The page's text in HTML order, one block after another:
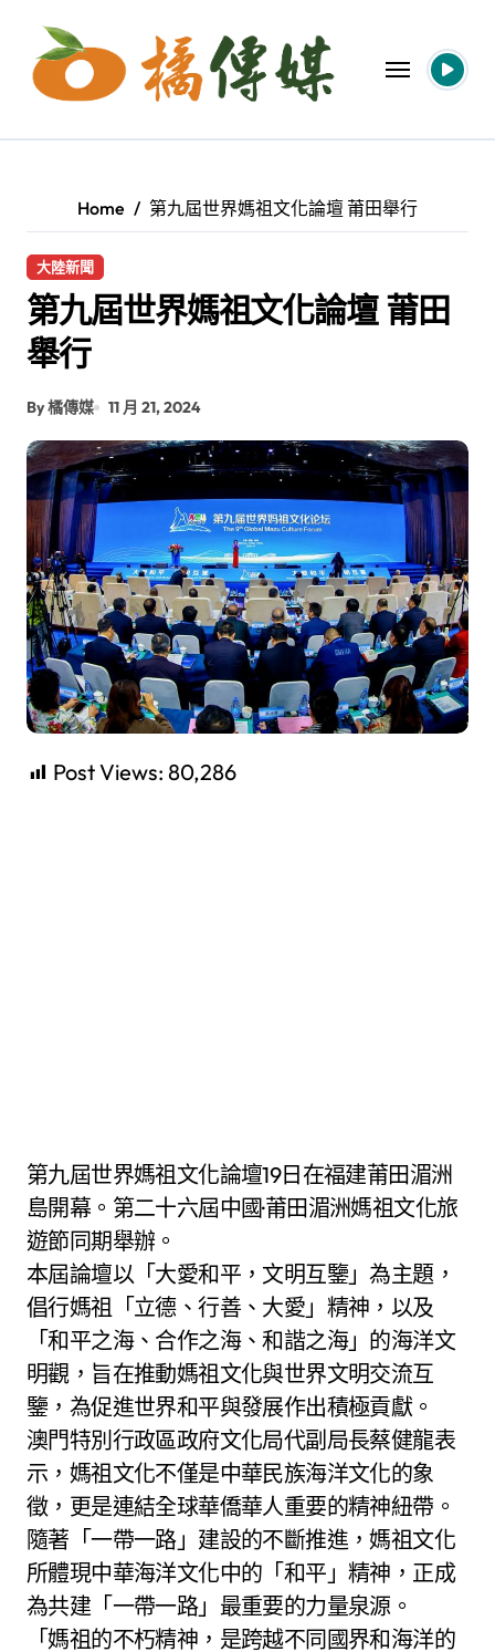
content
Home 第九屆世界媽祖文化論壇 莆田舉行
大陸新聞
第九屆世界媽祖文化論壇 莆田
舉行
By 橘傳媒 11 月 21, 2024
Post Views: 80,286
第九屆世界媽祖文化論壇19日在福建莆田湄洲
島開幕。第二十六屆中國·莆田湄洲媽祖文化旅
遊節同期舉辦。
本屆論壇以「大愛和平，文明互鑒」為主題，
倡行媽祖「立德、行善、大愛」精神，以及
「和平之海、合作之海、和諧之海」的海洋文
明觀，旨在推動媽祖文化與世界文明交流互
鑒，為促進世界和平與發展作出積極貢獻。
澳門特別行政區政府文化局代副局長蔡健龍表
示，媽祖文化不僅是中華民族海洋文化的象
徵，更是連結全球華僑華人重要的精神紐帶。
隨著「一帶一路」建設的不斷推進，媽祖文化
所體現中華海洋文化中的「和平」精神，正成
為共建「一帶一路」最重要的力量泉源。
「媽祖的不朽精神，是跨越不同國界和海洋的